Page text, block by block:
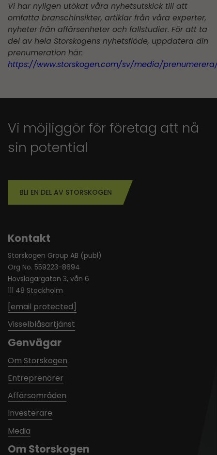
Vi har nyligen utökat våra nyhetsutskick till att
omfatta branschinsikter, artiklar från våra experter,
nyheter från affärsenheter och fallstudier. För att ta
del av hela Storskogens nyhetsflöde, uppdatera din
prenumeration här:
https://www.storskogen.com/sv/media/
Vi möjliggör för företag att nå
sin potential
BLI EN DEL AV STORSKOGEN
Om Storskogen
Kontakt
Storskogen Group AB (publ)
Org No. 559223-8694
Hovslagargatan 3, vån 6
111 48 Stockholm
[email protected]
Visselblåsartjänst
Genvägar
Om Storskogen
Entreprenörer
Affärsområden
Investerare
Media